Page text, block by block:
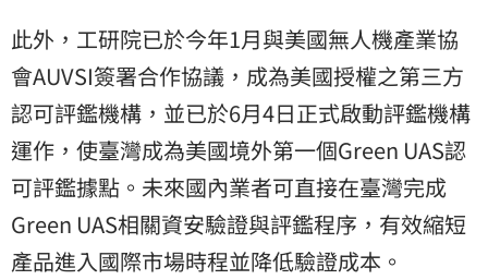
此外，工研院已於今年1月與美國無人機產業協
會AUVSI簽署合作協議，成為美國授權之第三方
認可評鑑機構，並已於6月4日正式啟動評鑑機構
運作，使臺灣成為美國境外第一個Green UAS認
可評鑑據點。未來國內業者可直接在臺灣完成
Green UAS相關資安驗證與評鑑程序，有效縮短
產品進入國際市場時程並降低驗證成本。